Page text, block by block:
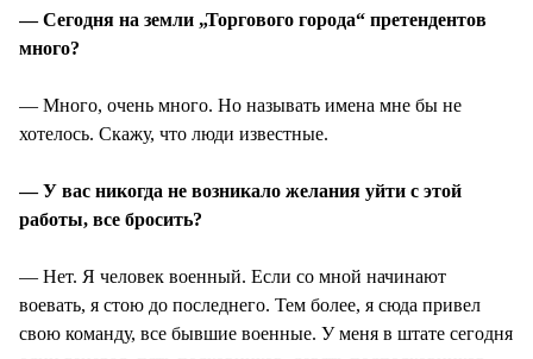
— Сегодня на земли „Торгового города“ претендентов
много?
— Много, очень много. Но называть имена мне бы не
хотелось. Скажу, что люди известные.
— У вас никогда не возникало желания уйти с этой
работы, все бросить?
— Нет. Я человек военный. Если со мной начинают
воевать, я стою до последнего. Тем более, я сюда привел
свою команду, все бывшие военные. У меня в штате сегодня